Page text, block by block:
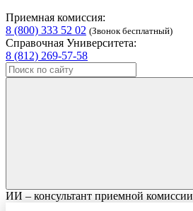
Приемная комиссия:
8 (800) 333 52 02 (Звонок бесплатный)
Справочная Университета:
8 (812) 269-57-58
ИИ – консультант приемной комиссии